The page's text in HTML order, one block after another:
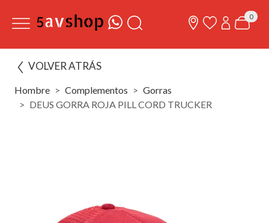
0
VOLVER ATRÁS
Hombre Complementos
Gorras
DEUS GORRA ROJA PILL CORD TRUCKER